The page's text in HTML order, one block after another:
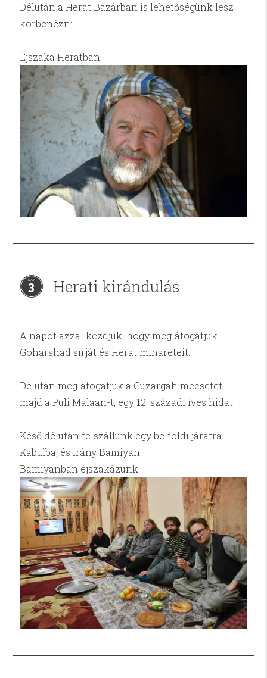
Délután a Herat Bazárban is lehetőségünk lesz
körbenézni.
Éjszaka Heratban.
3 Herati kirándulás
A napot azzal kezdjük, hogy meglátogatjuk
Goharshad sírját és Herat minareteit.
Délután meglátogatjuk a Guzargah mecsetet,
majd a Puli Malaan-t, egy 12. századi íves hidat.
Késő délután felszállunk egy belföldi járatra
Kabulba, és irány Bamiyan.
Bamiyanban éjszakázunk.